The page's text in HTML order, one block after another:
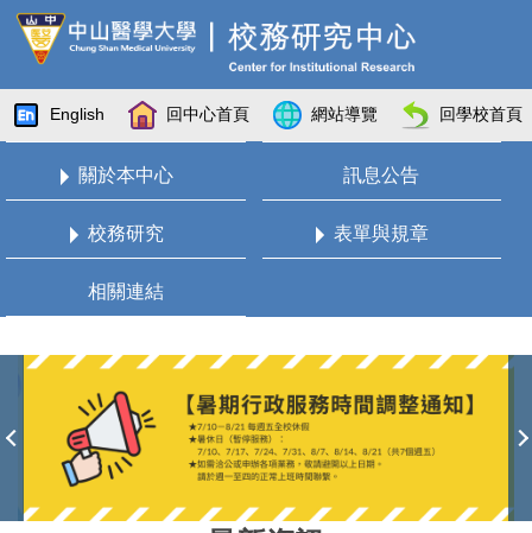
跳
到
要
內
English 回中心首頁 網站導覽 回學校首頁
關於本中心 訊息公告
校務研究 表單與規章
相關連結